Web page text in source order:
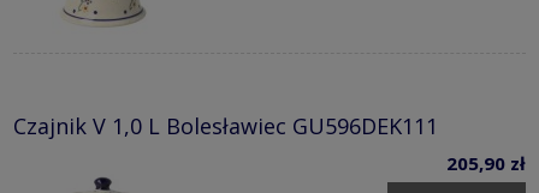
Czajnik V 1,0 L Bolesławiec GU596DEK111
205,90 zł